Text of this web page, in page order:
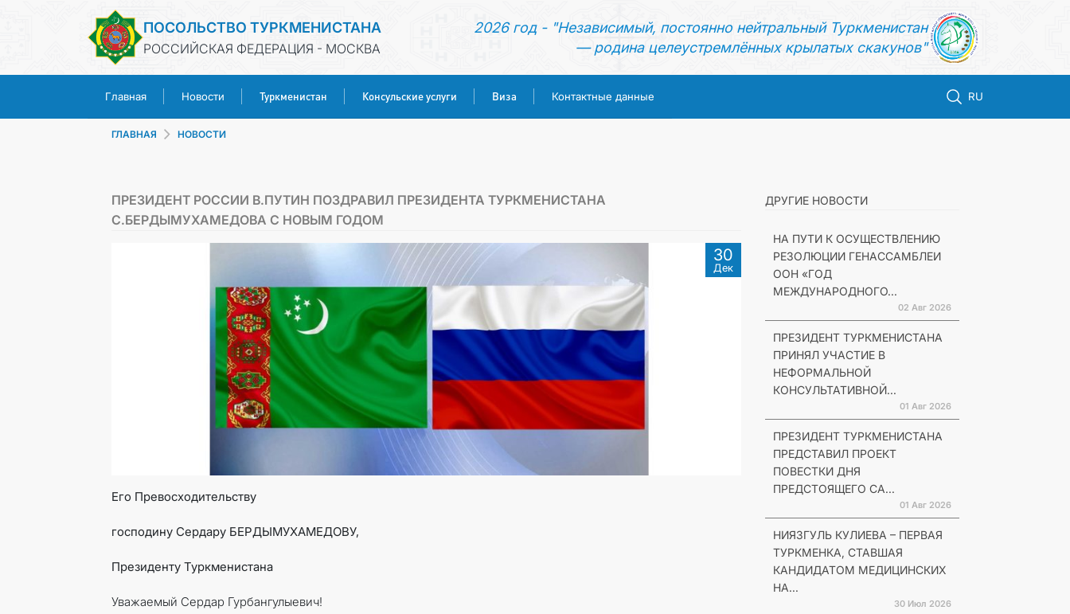
ПОСОЛЬСТВО ТУРКМЕНИСТАНА
РОССИЙСКАЯ ФЕДЕРАЦИЯ - МОСКВА
2026 год - "Независимый, постоянно нейтральный Туркменистан
— родина целеустремлённых крылатых скакунов"
Главная Новости Туркменистан Консульские услуги Виза Контактные данные RU
КОНСУЛЬСКИЕ УСЛУГИ
КОНТАКТНЫЕ ДАННЫЕ
ГЛАВНАЯ НОВОСТИ
ПРЕЗИДЕНТ РОССИИ В.ПУТИН ПОЗДРАВИЛ ПРЕЗИДЕНТА ТУРКМЕНИСТАНА
С.БЕРДЫМУХАМЕДОВА С НОВЫМ ГОДОМ
30
Дек
Его Превосходительству
господину Сердару БЕРДЫМУХАМЕДОВУ,
Президенту Туркменистана
Уважаемый Сердар Гурбангулыевич!
ДРУГИЕ НОВОСТИ
НА ПУТИ К ОСУЩЕСТВЛЕНИЮ
РЕЗОЛЮЦИИ ГЕНАССАМБЛЕИ
ООН «ГОД
МЕЖДУНАРОДНОГО...
02 Авг 2026
ПРЕЗИДЕНТ ТУРКМЕНИСТАНА
ПРИНЯЛ УЧАСТИЕ В
НЕФОРМАЛЬНОЙ
КОНСУЛЬТАТИВНОЙ...
01 Авг 2026
ПРЕЗИДЕНТ ТУРКМЕНИСТАНА
ПРЕДСТАВИЛ ПРОЕКТ
ПОВЕСТКИ ДНЯ
ПРЕДСТОЯЩЕГО СА...
01 Авг 2026
НИЯЗГУЛЬ КУЛИЕВА – ПЕРВАЯ
ТУРКМЕНКА, СТАВШАЯ
КАНДИДАТОМ МЕДИЦИНСКИХ
НА...
30 Июл 2026